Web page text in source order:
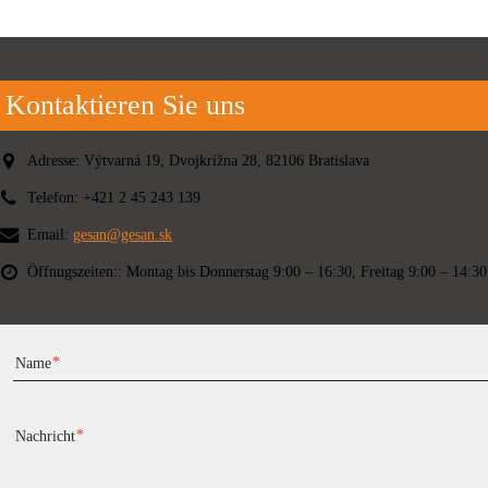
Kontaktieren Sie uns
Adresse: Výtvarná 19, Dvojkrížna 28, 82106 Bratislava
Telefon: +421 2 45 243 139
Email: gesan@gesan.sk
Öffnugszeiten:: Montag bis Donnerstag 9:00 – 16:30, Freitag 9:00 – 14:30
Name
Nachricht